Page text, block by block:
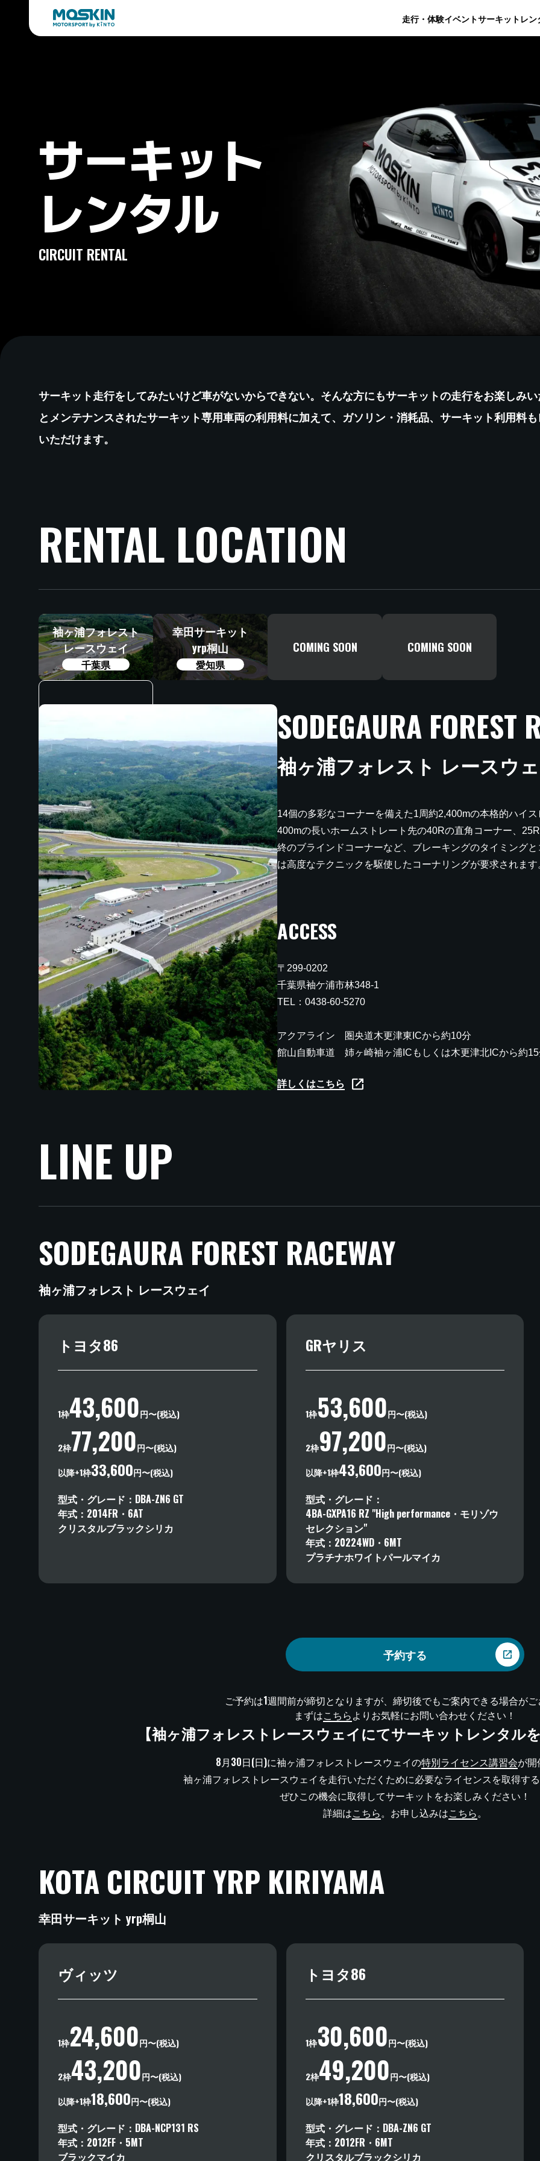
走行・体験イベントサーキットレン
サーキット
レンタル
CIRCUIT RENTAL
サーキット走行をしてみたいけど車がないからできない。そんな方にもサーキットの走行をお楽しみ
とメンテナンスされたサーキット専用車両の利用料に加えて、ガソリン・消耗品、サーキット利用料
いただけます。
RENTAL LOCATION
袖ヶ浦フォレスト
レースウェイ
千葉県
幸田サーキット
yrp桐山
愛知県
COMING SOON COMING SOON
SODEGAURA FOREST
袖ヶ浦フォレスト レースウ
14個の多彩なコーナーを備えた1周約2,400mの本格的ハイス
400mの長いホームストレート先の40Rの直角コーナー、
終のブラインドコーナーなど、ブレーキングのタイミング
は高度なテクニックを駆使したコーナリングが要求されます
ACCESS
〒299-0202
千葉県袖ケ浦市林348-1
TEL：0438-60-5270
アクアライン 圏央道木更津東ICから約10分
館山自動車道 姉ヶ崎袖ヶ浦ICもしくは木更津北ICから約15
詳しくはこちら
愛知県額田郡幸田町大字桐山字立岩1-100
TEL：0564-62-7522
東名高速道路 岡崎IC・音羽蒲郡ICより30分、伊勢湾岸自動
国道23号線バイパス 幸田桐山ICから車で5分
詳しくはこちら
LINE UP
SODEGAURA FOREST RACEWAY
袖ヶ浦フォレスト レースウェイ
トヨタ86
1枠43,600円〜(税込)
2枠77,200円〜(税込)
以降+1枠33,600円〜(税込)
型式・グレード DBA-ZN6 GT
年式
2014FR ・ 6AT
クリスタルブラックシリカ
GRヤリス
1枠53,600円〜(税込)
2枠97,200円〜(税込)
以降+1枠43,600円〜(税込)
型式・グレード
4BA-GXPA16 RZ "High performance・モリゾウ
セレクション"
年式
20224WD・ 6MT
プラチナホワイトパールマイカ
予約する
ご予約は1週間前が締切となりますが、締切後でもご案内できる場合がご
まずはこちらよりお気軽にお問い合わせください！
【袖ヶ浦フォレストレースウェイにてサーキットレンタル
8月30日(日)に袖ヶ浦フォレストレースウェイの特別ライセンス講習会が開
袖ヶ浦フォレストレースウェイを走行いただくために必要なライセンスを取得する
ぜひこの機会に取得してサーキットをお楽しみください！
詳細はこちら。お申し込みはこちら。
KOTA CIRCUIT YRP KIRIYAMA
幸田サーキット yrp桐山
ヴィッツ
1枠24,600円〜(税込)
2枠43,200円〜(税込)
以降+1枠18,600円〜(税込)
型式・グレード DBA-NCP131 RS
年式
2012FF ・ 5MT
ブラックマイカ
トヨタ86
1枠30,600円〜(税込)
2枠49,200円〜(税込)
以降+1枠18,600円〜(税込)
型式・グレード DBA-ZN6 GT
年式
2012FR ・ 6MT
クリスタルブラックシリカ